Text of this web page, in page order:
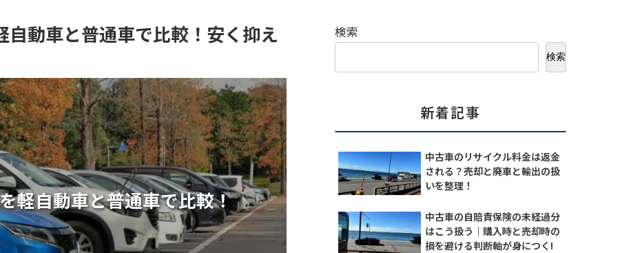
動車と普通車で比較！安く抑え
軽自動車と普通車で比較！
検索
検索
新着記事
中古車のリサイクル料金は返金
される？売却と廃車と輸出の扱
いを整理！
中古車の自賠責保険の未経過分
はこう扱う｜購入時と売却時の
損を避ける判断軸が身につく!